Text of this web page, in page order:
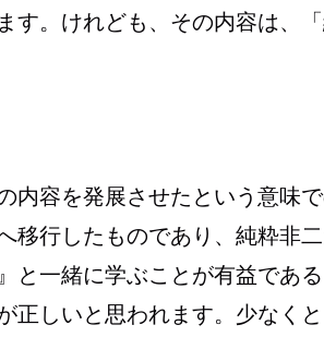
す。けれども、その内容は、
容を発展させたという意味
移行したものであり、純粋非
と一緒に学ぶことが有益であ
正しいと思われます。少なく